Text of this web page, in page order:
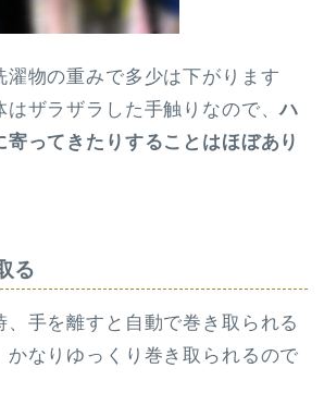
濯物の重みで多少は下がります
はザラザラした手触りなので、ハ
寄ってきたりすることはほぼあり
る
、手を離すと自動で巻き取られる
かなりゆっくり巻き取られるので